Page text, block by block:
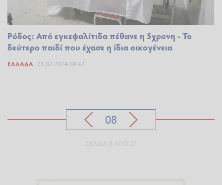
Ρόδος: Από εγκεφαλίτιδα πέθανε η 5χρονη - Το
δεύτερο παιδί που έχασε η ίδια οικογένεια
ΕΛΛΆΔΑ 21.02.2024 08:42
08
ΣΕΛΊΔΑ 8 ΑΠΌ 27